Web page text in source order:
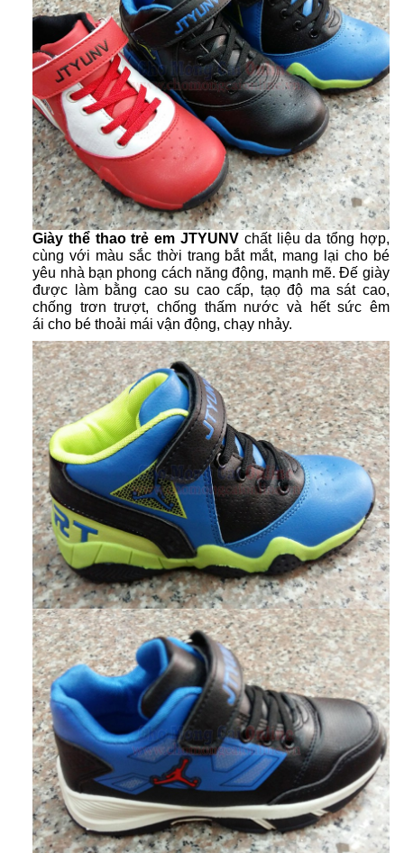
Giày thể thao trẻ em JTYUNVchất liệu da tổng hợp,
cùng với màu sắc thời trang bắt mắt, mang lại cho bé
yêu nhà bạn phong cách năng động, mạnh mẽ. Đế giày
được làm bằng cao su cao cấp, tạọ độ ma sát cao,
chống trơn trượt, chống thấm nước và hết sức êm
ái cho bé thoải mái vận động, chạy nhảy.